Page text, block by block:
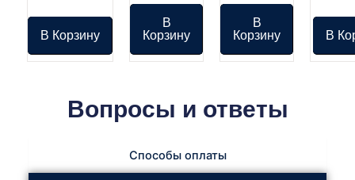
В Корзину
В
Корзину
В
Корзину
В
Вопросы и ответы
Способы оплаты